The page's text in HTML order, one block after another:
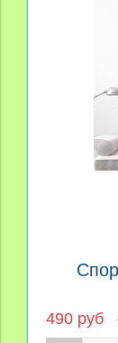
490 руб